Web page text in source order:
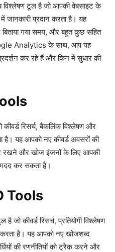
टूल है जो आपकी वेबसाइट के
जानकारी प्रदान करता है। यह
गया समय, और बहुत कुछ सहित
Analytics के साथ, आप यह
कर रहे हैं और किन में सुधार की
रिसर्च, बैकलिंक विश्लेषण और
है। यह आपको नए कीवर्ड अवसरों की
रखने और खोज इंजनों के लिए आपकी
मदद कर सकता है।
Tools
कीवर्ड रिसर्च, प्रतियोगी विश्लेषण
है। यह आपको नए खोजशब्द
की रणनीतियों को ट्रैक करने और